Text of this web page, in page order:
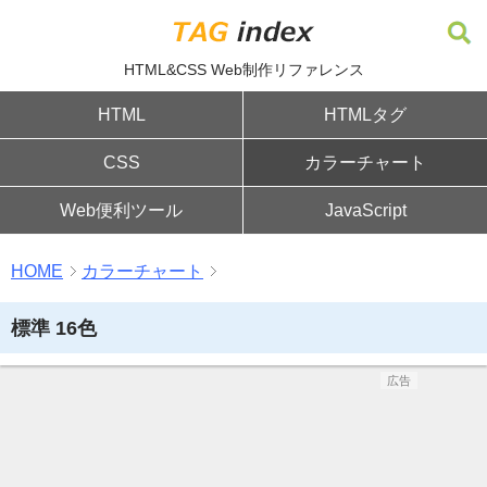
HTML&CSS Web制作リファレンス
HTML HTMLタグ
CSS カラーチャート
Web便利ツール JavaScript
HOME カラーチャート
標準 16色
広告